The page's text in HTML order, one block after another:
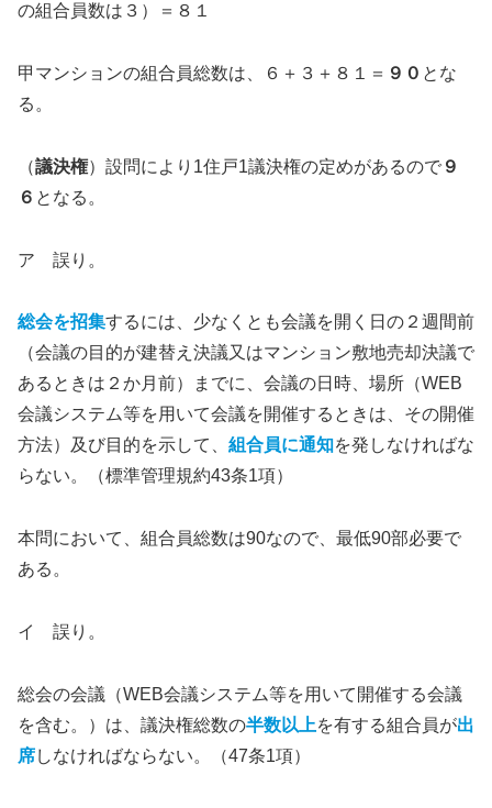
の組合員数は３）＝８１
甲マンションの組合員総数は、６＋３＋８１＝ ９０ とな
る。
（議決権）設問により1住戸1議決権の定めがあるので ９
６ となる。
ア 誤り。
総会を招集するには、少なくとも会議を開く日の２週間前
（会議の目的が建替え決議又はマンション敷地売却決議で
あるときは２か月前）までに、会議の日時、場所（WEB
会議システム等を用いて会議を開催するときは、その開催
方法）及び目的を示して、 組合員に通知を発しなければな
らない。（標準管理規約43条1項）
本問において、組合員総数は90なので、最低90部必要で
ある。
イ 誤り。
総会の会議（WEB会議システム等を用いて開催する会議
を含む。）は、議決権総数の半数以上を有する組合員が出
席しなければならない。（47条1項）